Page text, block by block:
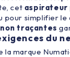
cet aspirateur
simplifier le
traçantes
du
la marque